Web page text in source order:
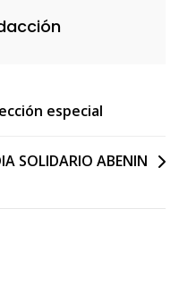
especial
SOLIDARIO ABENIN